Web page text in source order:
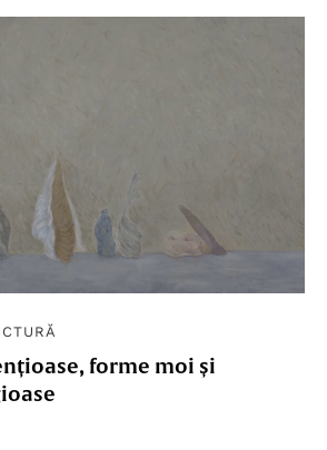
forme moi și